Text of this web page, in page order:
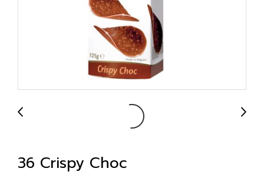
36 Crispy Choc